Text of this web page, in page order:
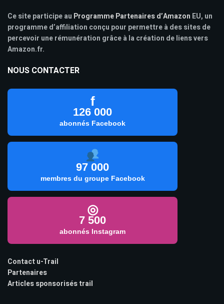
Ce site participe au Programme Partenaires d’Amazon EU, un
programme d’affiliation conçu pour permettre à des sites de
percevoir une rémunération grâce à la création de liens vers
Amazon.fr.
NOUS CONTACTER
f
126 000
abonnés Facebook
97 000
membres du groupe Facebook
◎
7 500
abonnés Instagram
Contact u-Trail
Partenaires
Articles sponsorisés trail